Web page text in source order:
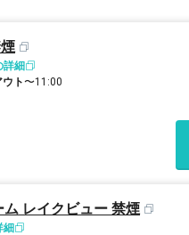
詳細
ト〜11:00
レイクビュー 禁煙
細